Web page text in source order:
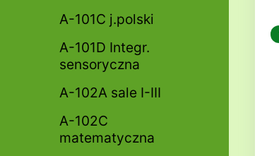
A-101C j.polski
A-101D Integr.
sensoryczna
A-102A sale I-III
A-102C
matematyczna